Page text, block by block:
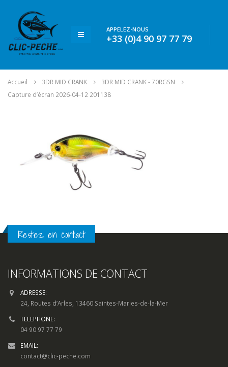
APPELEZ-NOUS
+33 (0)4 90 97 77 79
Accueil 3DR MID CRANK
3DR MID CRANK - 70RGSN
Capture d’écran 2026-04-12 201138
Restez en contact
INFORMATIONS DE CONTACT
ADRESSE:
24, Routes d’Arles, 13460 Saintes-Maries-de-la-Mer
TELEPHONE:
04 90 97 77 79
EMAIL:
contact@clic-peche.com